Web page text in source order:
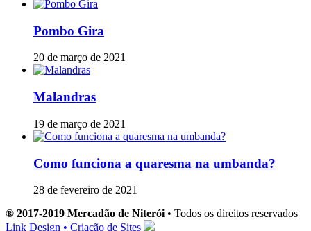
Pombo Gira
20 de março de 2021
Malandras
19 de março de 2021
Como funciona a quaresma na umbanda?
28 de fevereiro de 2021
® 2017-2019 Mercadão de Niterói • Todos os direitos reservados
Link Design • Criação de Sites